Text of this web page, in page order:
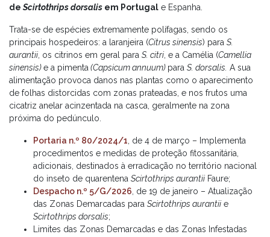
de Scirtothrips dorsalis em Portugal e Espanha.
Trata-se de espécies extremamente polífagas, sendo os
principais hospedeiros: a laranjeira (Citrus sinensis) para S.
aurantii , os citrinos em geral para S. citri , e a Camélia (Camellia
sinensis)e a pimenta (Capsicum annuum) para S. dorsalis. A sua
alimentação provoca danos nas plantas como o aparecimento
de folhas distorcidas com zonas prateadas, e nos frutos uma
cicatriz anelar acinzentada na casca, geralmente na zona
próxima do pedúnculo.
Portaria n.º 80/2024/1 , de 4 de março – Implementa
procedimentos e medidas de proteção fitossanitária,
adicionais, destinados à erradicação no território nacional
do inseto de quarentena Scirtothrips aurantii Faure;
Despacho n.º 5/G/2026 , de 19 de janeiro – Atualização
das Zonas Demarcadas para Scirtothrips aurantii e
Scirtothrips dorsalis;
Limites das Zonas Demarcadas e das Zonas Infestadas